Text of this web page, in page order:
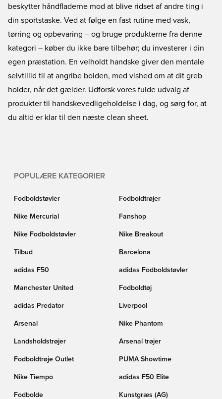
beskytter håndfladerne mod at blive ridset af andre ting i
din sportstaske. Ved at følge en fast rutine med vask,
tørring og opbevaring – og bruge produkterne fra denne
kategori – køber du ikke bare tilbehør; du investerer i din
egen præstation. En velholdt handske giver den mentale
selvtillid til at angribe bolden, med vished om at dit greb
holder, når det gælder. Udforsk vores fulde udvalg af
produkter til handskevedligeholdelse i dag, og sørg for, at
du altid er klar til den næste clean sheet.
POPULÆRE KATEGORIER
Fodboldstøvler Fodboldtrøjer
Nike Mercurial Fanshop
Nike Fodboldstøvler Nike Breakout
Tilbud Barcelona
adidas F50 adidas Fodboldstøvler
Manchester United Fodboldtøj
adidas Predator Liverpool
Arsenal Nike Phantom
Landsholdstrøjer Arsenal trøjer
Fodboldtrøje Outlet PUMA Showtime
Nike Tiempo adidas F50 Elite
Fodbolde Kunstgræs (AG)